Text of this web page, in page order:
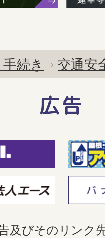
続き 交通安
広告
及びそのリンク